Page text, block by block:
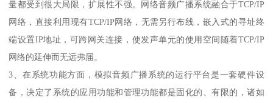
量都受到很大局限，扩展性不强。网络音频广播系统融合于TCP/IP
网络，直接利用现有TCP/IP网络，无需另行布线，嵌入式的寻址终
端设置IP地址，可跨网关连接，使发声单元的使用空间随着TCP/IP
网络的延伸而无远弗届。
3、在系统功能方面，模拟音频广播系统的运行平台是一套硬件设
备，决定了系统的应用功能和管理功能都是固化的、有限的，诸如